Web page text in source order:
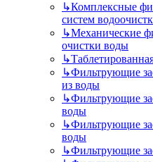
↳Комплексные
систем
↳Механические
очистки воды
↳
↳Фильтрующие
из воды
↳Фильтрующие
воды
↳Фильтрующие
воды
↳Фильтрующие